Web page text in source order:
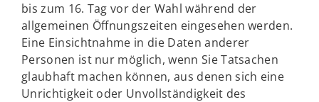
bis zum 16. Tag vor der Wahl während der
allgemeinen Öffnungszeiten eingesehen werden.
Eine Einsichtnahme in die Daten anderer
Personen ist nur möglich, wenn Sie Tatsachen
glaubhaft machen können, aus denen sich eine
Unrichtigkeit oder Unvollständigkeit des